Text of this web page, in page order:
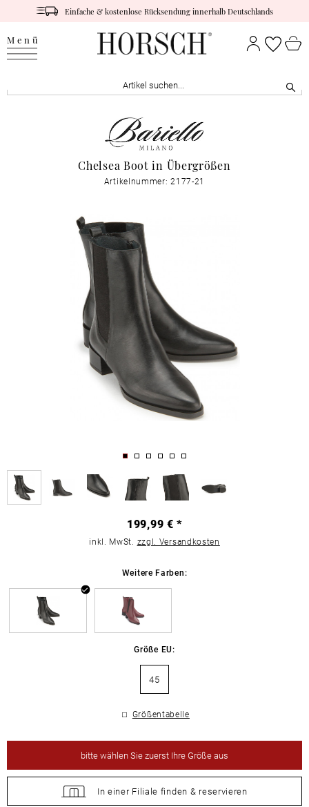
Einfache & kostenlose Rücksendung innerhalb Deutschlands
Menü
Chelsea Boot in Übergrößen
Artikelnummer: 2177-21
199,99 € *
inkl. MwSt. zzgl. Versandkosten
Weitere Farben:
Größe EU:
45
Größentabelle
bittewählen Sie zuerst Ihre Größe aus
In einer Filiale finden & reservieren